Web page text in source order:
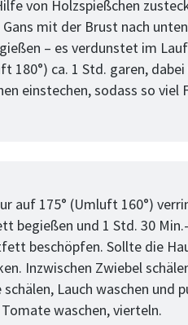
von Holzspießchen
mit der Brust nach
– es verdunstet im
180°) ca. 1 Std. garen,
einstechen, sodass so
auf 175° (Umluft 160°)
begießen und 1 Std. 30
beschöpfen. Sollte die
Inzwischen Zwiebel
Lauch waschen und
waschen, vierteln.